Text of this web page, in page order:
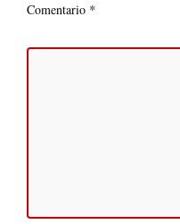
Comentario *